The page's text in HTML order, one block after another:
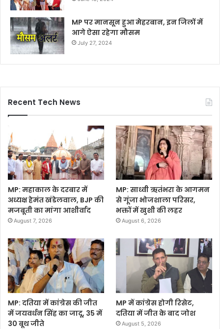
MP पर मानसून हुआ मेहरबान, इन जिलों में
आगे ऐसा रहेगा मौसम
July 27, 2024
Recent Tech News
MP: महाकाल के दरबार में
अध्यक्ष हेमंत खंडेलवाल, BJP की
मजबूती का मांगा आशीर्वाद
August 7, 2026
MP: साध्वी ऋतंभरा के आगमन
से गूंजा भोजशाला परिसर,
भक्तों में खुशी की लहर
August 6, 2026
MP: दतिया में कांग्रेस की जीत
में जयवर्धन सिंह का जादू, 35 में
30 बूथ जीते
MP में कांग्रेस होगी रिसेट,
दतिया में जीत के बाद जोश
August 5, 2026